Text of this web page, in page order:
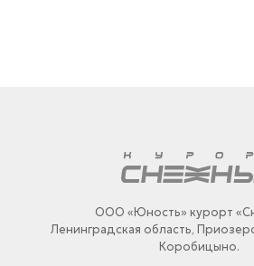
ООО «Юность» курорт
Ленинградская область,
Коробицыно.